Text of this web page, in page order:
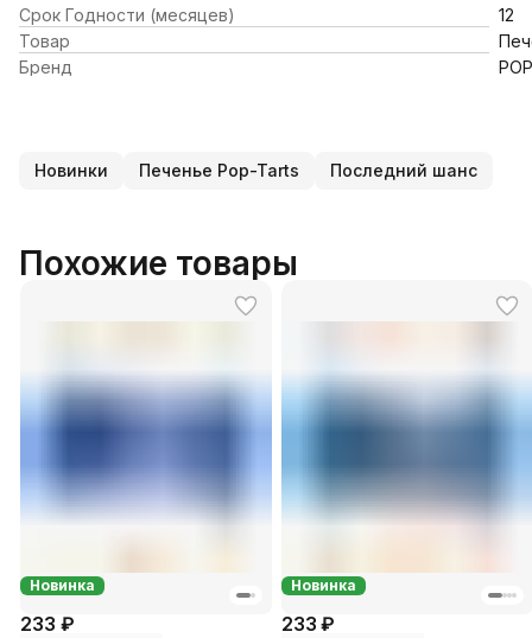
Срок Годности (месяцев)
12
Товар
Бренд
Новинки Печенье Pop-Tarts Последний шанс
Похожие товары
Новинка
233 ₽
Новинка
233 ₽